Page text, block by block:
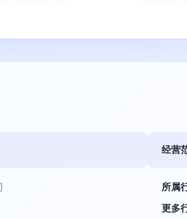
监与总经理在广金业务管理系统中
经营
所属
更多